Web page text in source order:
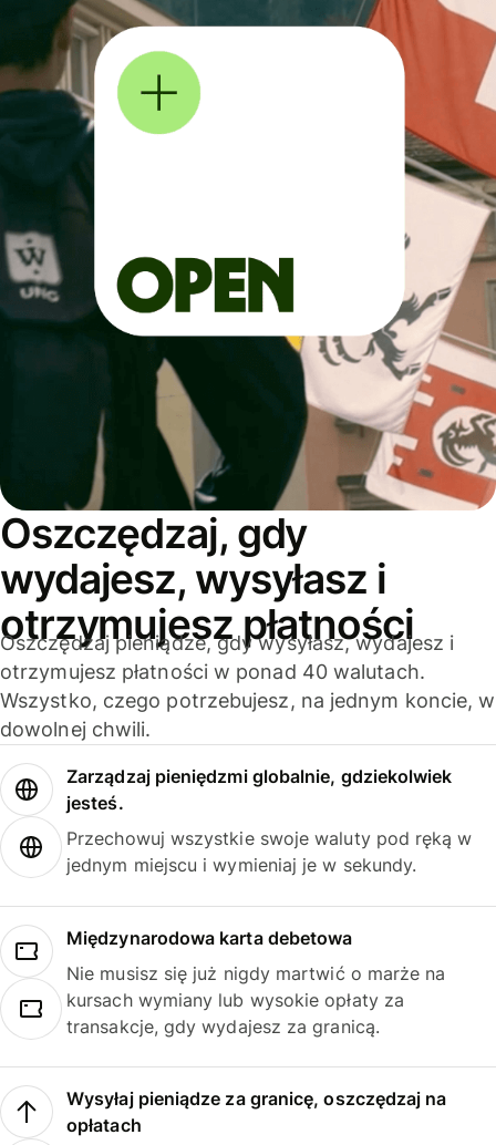
Oszczędzaj, gdy
wydajesz, wysyłasz i
otrzymujesz płatności
Oszczędzaj pieniądze, gdy wysyłasz, wydajesz i
otrzymujesz płatności w ponad 40 walutach.
Wszystko, czego potrzebujesz, na jednym koncie, w
dowolnej chwili.
Zarządzaj pieniędzmi globalnie, gdziekolwiek
jesteś.
Przechowuj wszystkie swoje waluty pod ręką w
jednym miejscu i wymieniaj je w sekundy.
Międzynarodowa karta debetowa
Nie musisz się już nigdy martwić o marże na
kursach wymiany lub wysokie opłaty za
transakcje, gdy wydajesz za granicą.
Wysyłaj pieniądze za granicę, oszczędzaj na
opłatach